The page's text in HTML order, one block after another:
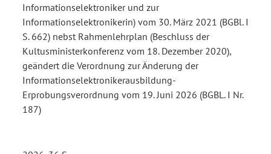
Informationselektroniker und zur
Informationselektronikerin) vom 30. März 2021 (BGBl. I
S. 662) nebst Rahmenlehrplan (Beschluss der
Kultusministerkonferenz vom 18. Dezember 2020),
geändert die Verordnung zur Änderung der
Informationselektronikerausbildung-
Erprobungsverordnung vom 19. Juni 2026 (BGBL. I Nr.
187)